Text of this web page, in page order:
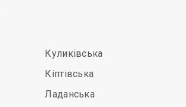
Куликівська
Кіптівська
Ладанська